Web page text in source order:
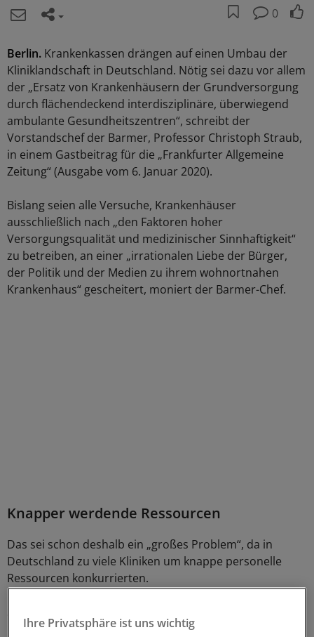
0
Berlin. Krankenkassen drängen auf einen Umbau der
Kliniklandschaft in Deutschland. Nötig sei dazu vor allem
der „Ersatz von Krankenhäusern der Grundversorgung
durch flächendeckend interdisziplinäre, überwiegend
ambulante Gesundheitszentren“, schreibt der
Vorstandschef der Barmer, Professor Christoph Straub,
in einem Gastbeitrag für die „Frankfurter Allgemeine
Zeitung“ (Ausgabe vom 6. Januar 2020).
Bislang seien alle Versuche, Krankenhäuser
ausschließlich nach „den Faktoren hoher
Versorgungsqualität und medizinischer Sinnhaftigkeit“
zu betreiben, an einer „irrationalen Liebe der Bürger,
der Politik und der Medien zu ihrem wohnortnahen
Krankenhaus“ gescheitert, moniert der Barmer-Chef.
Knapper werdende Ressourcen
Das sei schon deshalb ein „großes Problem“, da in
Deutschland zu viele Kliniken um knappe personelle
Ressourcen konkurrierten.
Pflegekräfte als die anderen OECD-Länder, aber eben
Ihre Privatsphäre ist uns wichtig